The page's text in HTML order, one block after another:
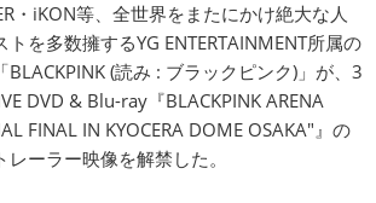
・iKON等、全世界をまたにかけ絶大な人
を多数擁するYG ENTERTAINMENT所属の
BLACKPINK (読み : ブラックピンク)」が、3
DVD & Blu-ray『BLACKPINK ARENA
FINAL IN KYOCERA DOME OSAKA"』の
ーラー映像を解禁した。